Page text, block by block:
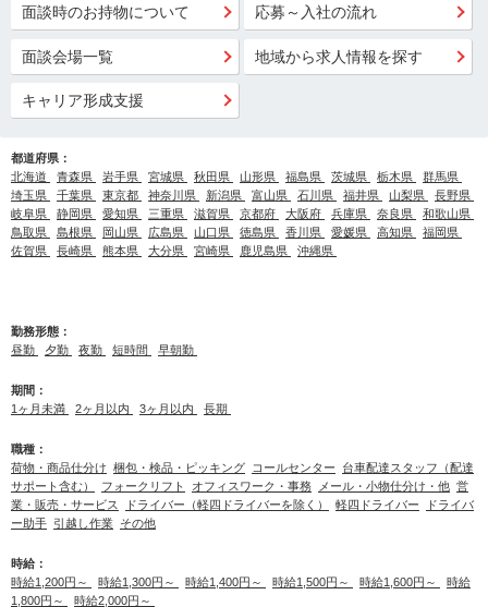
面談時のお持物について 応募～入社の流れ
面談会場一覧 地域から求人情報を探す
キャリア形成支援
都道府県：
北海道
青森県 岩手県 宮城県 秋田県 山形県 福島県 茨城県 栃木県
群馬県
埼玉県
千葉県 東京都 神奈川県 新潟県 富山県 石川県 福井県 山梨県
長野県
岐阜県
静岡県 愛知県 三重県 滋賀県 京都府 大阪府 兵庫県 奈良県
和歌山県
鳥取県
島根県 岡山県 広島県 山口県 徳島県 香川県 愛媛県 高知県
福岡県
佐賀県
長崎県 熊本県 大分県 宮崎県 鹿児島県 沖縄県
勤務形態：
昼勤
夕勤 夜勤 短時間 早朝勤
期間：
1ヶ月未満
2ヶ月以内 3ヶ月以内 長期
職種：
荷物・商品仕分け 梱包・検品・ピッキング コールセンター
台車配達スタッフ（配達
サポート含む）
フォークリフト オフィスワーク・事務 メール・小物仕分け・他 営
業・販売・サービス
ドライバー（軽四ドライバーを除く） 軽四ドライバー
ドライバ
ー助手 引越し作業 その他
時給：
時給1,200円～
時給1,300円～ 時給1,400円～ 時給1,500円～ 時給1,600円～
時給
1,800円～
時給2,000円～